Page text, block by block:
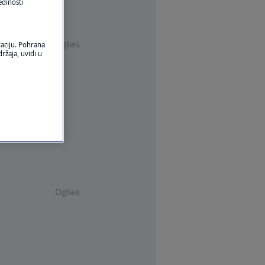
Oglas
Oglas
Pohrana
uvidi u